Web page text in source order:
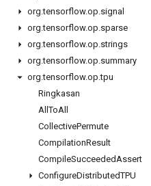
org.tensorflow.op.signal
org.tensorflow.op.sparse
org.tensorflow.op.strings
org.tensorflow.op.summary
org.tensorflow.op.tpu
Ringkasan
AllToAll
CollectivePermute
CompilationResult
CompileSucceededAssert
ConfigureDistributedTPU